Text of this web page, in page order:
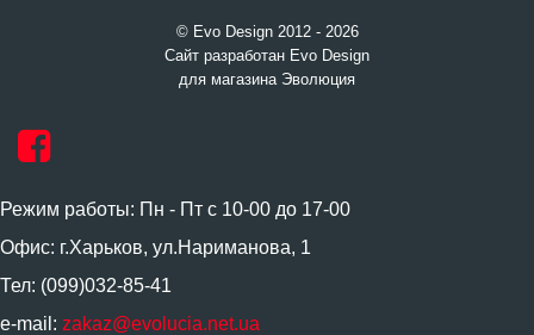
© Evo Design 2012 - 2026
Сайт разработан Evo Design
для магазина Эволюция
Режим работы: Пн - Пт с 10-00 до 17-00
Офис: г.Харьков, ул.Нариманова, 1
Тел: (099)032-85-41
e-mail: zakaz@evolucia.net.ua